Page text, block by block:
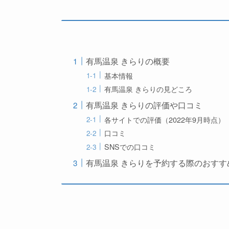
有馬温泉 きらりの概要
基本情報
有馬温泉 きらりの見どころ
有馬温泉 きらりの評価や口コミ
各サイトでの評価（2022年9月時点）
口コミ
SNSでの口コミ
有馬温泉 きらりを予約する際のおすす